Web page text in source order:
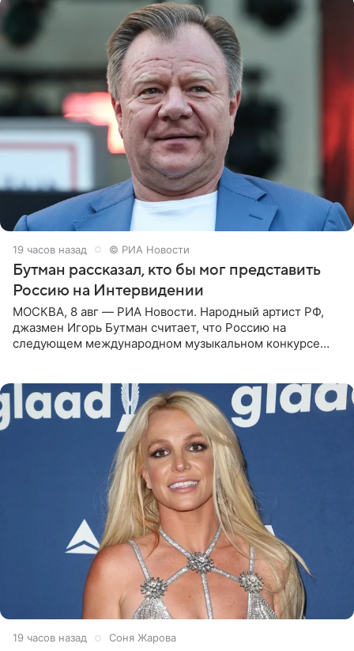
19 часов назад © РИА Новости
Бутман рассказал, кто бы мог представить
Россию на Интервидении
МОСКВА, 8 авг — РИА Новости. Народный артист РФ,
джазмен Игорь Бутман считает, что Россию на
следующем международном музыкальном конкурсе
19 часов назад Соня Жарова